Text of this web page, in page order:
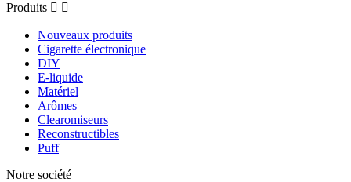
Produits  
Nouveaux produits
Cigarette électronique
DIY
E-liquide
Matériel
Arômes
Clearomiseurs
Reconstructibles
Puff
Notre société